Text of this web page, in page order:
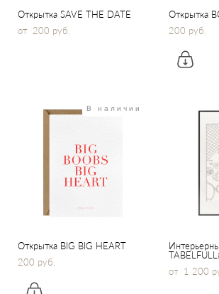
Открытка SAVE THE DATE
от 200 pуб.
Открытка
200 pуб.
В наличии
Открытка BIG BIG HEART
200 pуб.
от 1 200